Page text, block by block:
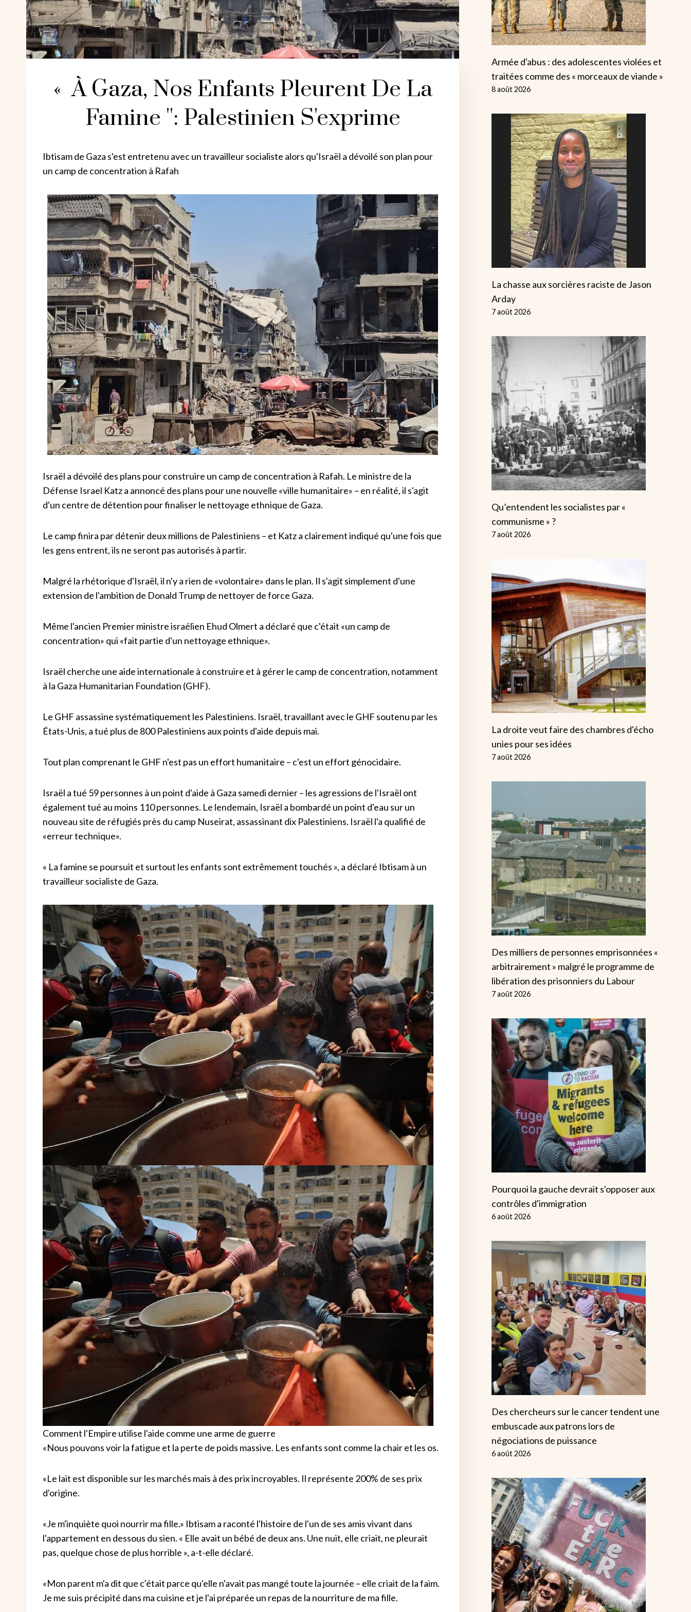
« À Gaza, Nos Enfants Pleurent De La
Famine '': Palestinien S'exprime
Ibtisam de Gaza s'est entretenu avec un travailleur socialiste alors qu'Israël a dévoilé son plan pour
un camp de concentration à Rafah
Israël a dévoilé des plans pour construire un camp de concentration à Rafah. Le ministre de la
Défense Israel Katz a annoncé des plans pour une nouvelle «ville humanitaire» – en réalité, il s'agit
d'un centre de détention pour finaliser le nettoyage ethnique de Gaza.
Le camp finira par détenir deux millions de Palestiniens – et Katz a clairement indiqué qu'une fois que
les gens entrent, ils ne seront pas autorisés à partir.
Malgré la rhétorique d'Israël, il n'y a rien de «volontaire» dans le plan. Il s'agit simplement d'une
extension de l'ambition de Donald Trump de nettoyer de force Gaza.
Même l'ancien Premier ministre israélien Ehud Olmert a déclaré que c'était «un camp de
concentration» qui «fait partie d'un nettoyage ethnique».
Israël cherche une aide internationale à construire et à gérer le camp de concentration, notamment
à la Gaza Humanitarian Foundation (GHF).
Le GHF assassine systématiquement les Palestiniens. Israël, travaillant avec le GHF soutenu par les
États-Unis, a tué plus de 800 Palestiniens aux points d'aide depuis mai.
Tout plan comprenant le GHF n'est pas un effort humanitaire – c'est un effort génocidaire.
Israël a tué 59 personnes à un point d'aide à Gaza samedi dernier – les agressions de l'Israël ont
également tué au moins 110 personnes. Le lendemain, Israël a bombardé un point d'eau sur un
nouveau site de réfugiés près du camp Nuseirat, assassinant dix Palestiniens. Israël l'a qualifié de
«erreur technique».
« La famine se poursuit et surtout les enfants sont extrêmement touchés », a déclaré Ibtisam à un
travailleur socialiste de Gaza.
Comment l'Empire utilise l'aide comme une arme de guerre
«Nous pouvons voir la fatigue et la perte de poids massive. Les enfants sont comme la chair et les os.
«Le lait est disponible sur les marchés mais à des prix incroyables. Il représente 200% de ses prix
d'origine.
«Je m'inquiète quoi nourrir ma fille.» Ibtisam a raconté l'histoire de l'un de ses amis vivant dans
l'appartement en dessous du sien. « Elle avait un bébé de deux ans. Une nuit, elle criait, ne pleurait
pas, quelque chose de plus horrible », a-t-elle déclaré.
«Mon parent m'a dit que c'était parce qu'elle n'avait pas mangé toute la journée – elle criait de la faim.
Je me suis précipité dans ma cuisine et je l'ai préparée un repas de la nourriture de ma fille.
Armée d'abus : des adolescentes violées et
traitées comme des « morceaux de viande »
8 août 2026
La chasse aux sorcières raciste de Jason
Arday
7 août 2026
Qu’entendent les socialistes par «
communisme » ?
7 août 2026
La droite veut faire des chambres d'écho
unies pour ses idées
7 août 2026
Des milliers de personnes emprisonnées «
arbitrairement » malgré le programme de
libération des prisonniers du Labour
7 août 2026
Pourquoi la gauche devrait s'opposer aux
contrôles d'immigration
6 août 2026
Des chercheurs sur le cancer tendent une
embuscade aux patrons lors de
négociations de puissance
6 août 2026